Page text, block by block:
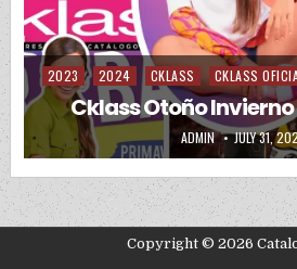
Posted in
2023 2024 CKLASS CKLASS
Cklass Otoño Invierno
AUTHOR:
ADMIN PUBLISHED
JULY 31,
Copyright © 2026